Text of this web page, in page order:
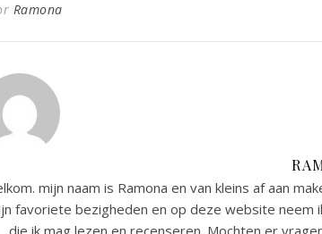
Ramona
mijn naam is Ramona en van kleins af aan
favoriete bezigheden en op deze website neem
die ik mag lezen en recenseren. Mochten er